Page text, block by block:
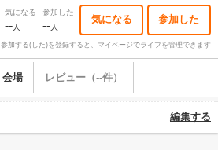
気になる
--人
参加した
--人
気になる 参加した
参加する(した)を登録すると、マイページでライブを管理できます
会場 レビュー（--件）
編集する